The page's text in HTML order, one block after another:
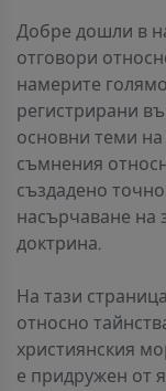
Добре дошли в
отговори
намерите
регистрирани
основни теми
съмнения
създадено
насърчаване на
доктрина.
На тази
относно
християнския
е придружен от